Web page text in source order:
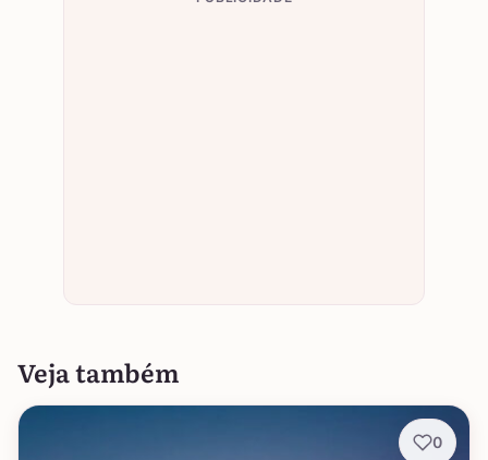
Veja também
0